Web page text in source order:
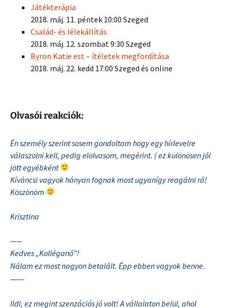
Játékterápia
2018. máj. 11. péntek 10:00 Szeged
Család- és lélekállítás
2018. máj. 12. szombat 9:30 Szeged
Byron Katie est – ítéletek megfordítása
2018. máj. 22. kedd 17:00 Szeged és online
Olvasói reakciók:
Én személy szerint sosem gondoltam hogy egy hírlevelre
válaszolni kell, pedig elolvasom, megérint. ( ez különösen jól
jött egyébként
Kíváncsi vagyok hányan fognak most ugyanígy reagálni rá!
Köszönöm
Krisztina
——
Kedves „Kolléganő”!
Nálam ez most nagyon betalált. Épp ebben vagyok benne.
——-
Ildi, ez megint szenzációs jó volt! A vállalaton belül, ahol